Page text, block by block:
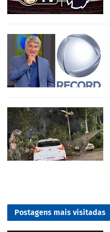
Postagens mais visitadas